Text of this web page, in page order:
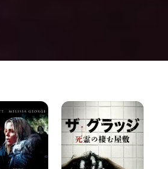
ザ・
ラ
ッ
ジ
霊